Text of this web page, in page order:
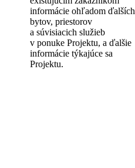
informácie ohľadom ďalších
bytov, priestorov
a súvisiacich služieb
v ponuke Projektu, a ďalšie
informácie týkajúce sa
Projektu.